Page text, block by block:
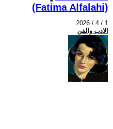
(Fatima Alfalahi)
2026 / 4 / 1
الادب والفن